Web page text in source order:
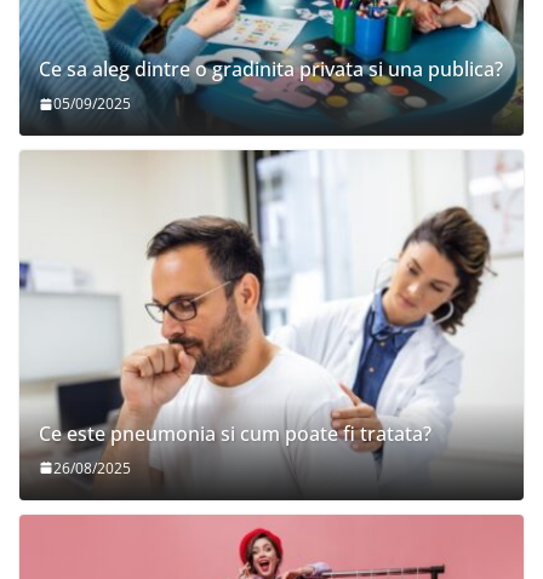
Ce sa aleg dintre o gradinita privata si una publica?
05/09/2025
Ce este pneumonia si cum poate fi tratata?
26/08/2025